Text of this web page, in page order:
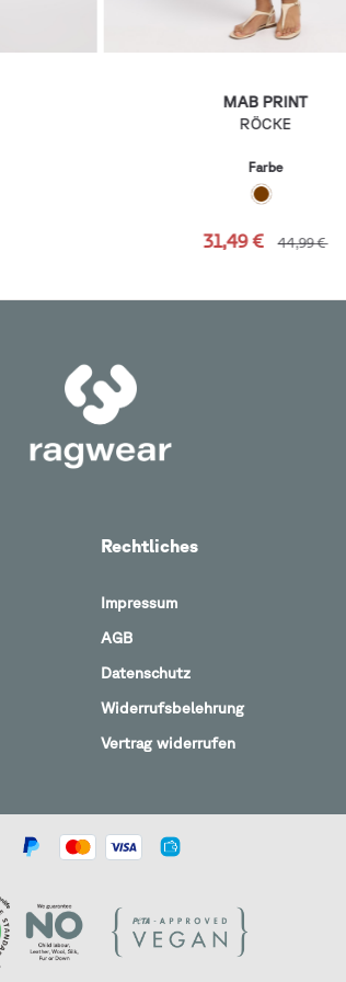
MAB PRINT
RÖCKE
Farbe
31,49 € 44,99 €
Rechtliches
Impressum
AGB
Datenschutz
Widerrufsbelehrung
Vertrag widerrufen